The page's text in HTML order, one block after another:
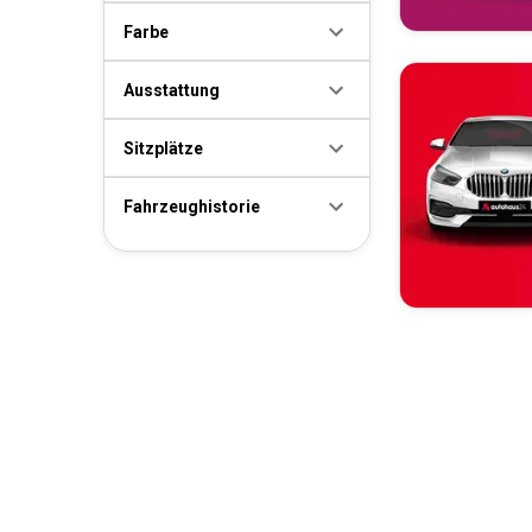
Farbe
Ausstattung
Sitzplätze
Fahrzeughistorie